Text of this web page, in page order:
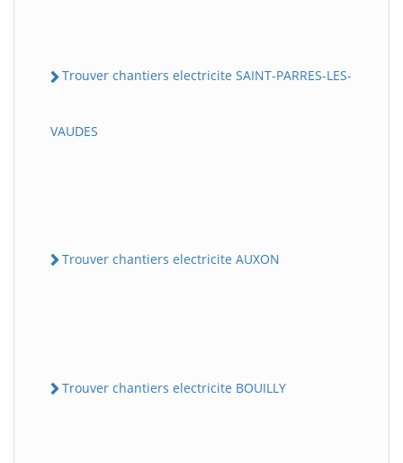
Trouver chantiers electricite SAINT-PARRES-LES-
VAUDES
Trouver chantiers electricite AUXON
Trouver chantiers electricite BOUILLY